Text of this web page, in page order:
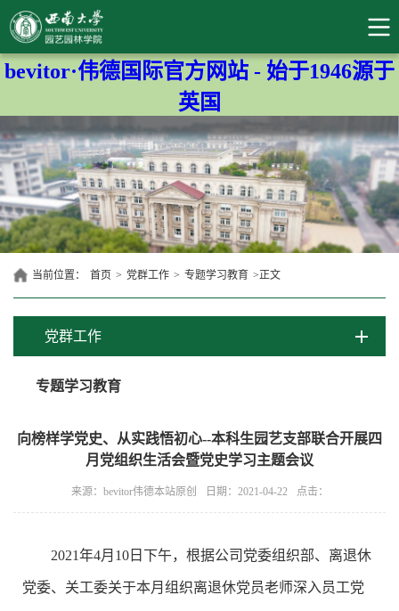
bevitor·伟德国际官方网站 - 始于1946源于
英国
当前位置： 首页 > 党群工作 > 专题学习教育 >正文
党群工作
专题学习教育
向榜样学党史、从实践悟初心--本科生园艺支部联合开展四
月党组织生活会暨党史学习主题会议
来源：bevitor伟德本站原创 日期：2021-04-22 点击：
2021年4月10日下午，根据公司党委组织部、离退休
党委、关工委关于本月组织离退休党员老师深入员工党